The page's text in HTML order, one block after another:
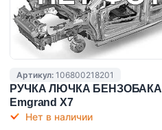
Артикул:106800218201
РУЧКА ЛЮЧКА БЕНЗОБАКА
Emgrand X7
Нет в наличии